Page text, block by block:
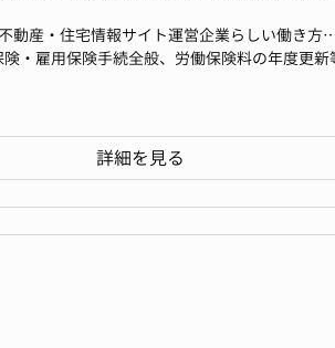
れた会計基準の確立をリード
・勤務時間に関し、労働者の決定に委ねる。
、チームごとにオフィス勤務日をそろえる
し、「チームの成果の最大化」の観点から、
動産・住宅情報サイト運営企業らしい働き方
ます。
をアサインさせていただきます。
分析。
び分析。
任、帰任時の対応。）
き方を実現する人事諸施策の新設、改廃、シ
・雇用保険手続全般、労働保険料の年度更新
会社の人事にキャリアチェンジしたい方も大
詳細を見る